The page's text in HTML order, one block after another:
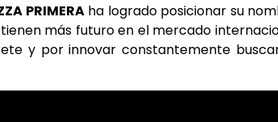
PRIMERAha logrado posicionar su
más futuro en el mercado
y por innovar constantemente